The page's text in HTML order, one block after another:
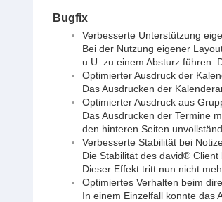
Bugfix
Verbesserte Unterstützung
Bei der Nutzung eigener
u.U. zu einem Absturz führen.
Optimierter Ausdruck der
Das Ausdrucken der
Optimierter Ausdruck aus
Das Ausdrucken der Termine
den hinteren Seiten
Verbesserte Stabilität bei
Die Stabilität des david®
Dieser Effekt tritt nun nicht
Optimiertes Verhalten beim
In einem Einzelfall konnte das